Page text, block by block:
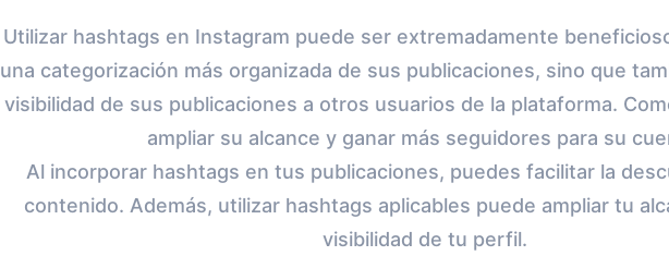
Utilizar hashtags en Instagram puede ser extremadamente
una categorización más organizada de sus publicaciones, sino que
visibilidad de sus publicaciones a otros usuarios de la plataforma.
ampliar su alcance y ganar más seguidores para su
Al incorporar hashtags en tus publicaciones, puedes facilitar la
contenido. Además, utilizar hashtags aplicables puede ampliar tu
visibilidad de tu perfil.